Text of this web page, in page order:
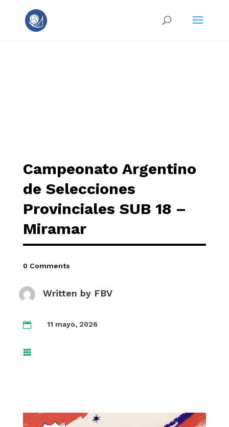
Campeonato Argentino
de Selecciones
Provinciales SUB 18 –
Miramar
0 Comments
Written by FBV
 11 mayo, 2026
